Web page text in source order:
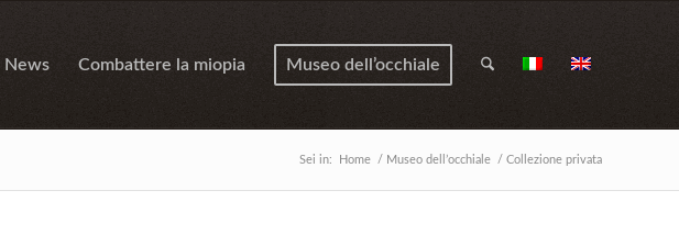
News Combattere la miopia Museo dell’occhiale
Sei in: Home / Museo dell’occhiale / Collezione privata